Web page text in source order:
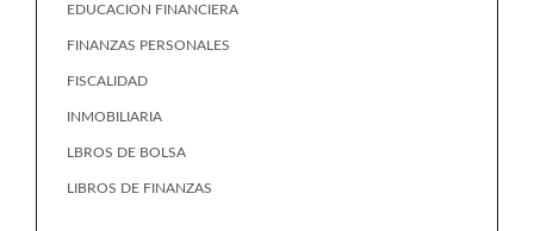
EDUCACION FINANCIERA
FINANZAS PERSONALES
FISCALIDAD
INMOBILIARIA
LBROS DE BOLSA
LIBROS DE FINANZAS